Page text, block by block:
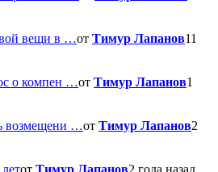
вещи в …от Тимур Лапанов11
о компен …от Тимур Лапанов1
возмещени …от Тимур Лапанов2
от Тимур Лапанов2 года назад